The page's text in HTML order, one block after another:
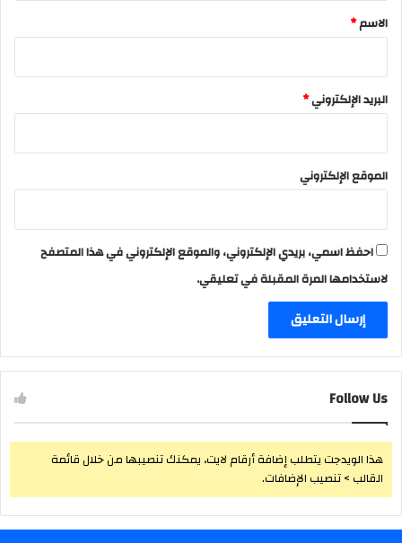
*
الاسم*
البريد الإلكتروني*
الموقع الإلكتروني
احفظ اسمي، بريدي الإلكتروني، والموقع الإلكتروني في هذا المتصفح
لاستخدامها المرة المقبلة في تعليقي.
Follow Us
هذا الويدجت يتطلب إضافة أرقام لايت، يمكنك تنصيبها من خلال قائمة
القالب > تنصيب الإضافات.